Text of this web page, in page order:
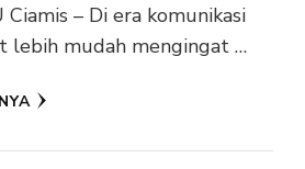
– Di era komunikasi
lebih mudah mengingat …